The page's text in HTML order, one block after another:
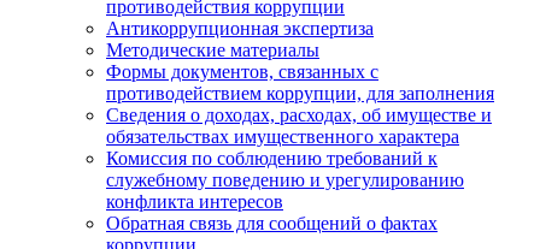
противодействия коррупции
Антикоррупционная экспертиза
Методические материалы
Формы документов, связанных с
противодействием коррупции, для заполнения
Сведения о доходах, расходах, об имуществе и
обязательствах имущественного характера
Комиссия по соблюдению требований к
служебному поведению и урегулированию
конфликта интересов
Обратная связь для сообщений о фактах